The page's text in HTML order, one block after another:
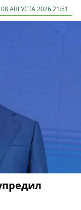
08 АВГУСТА 2026 21:51